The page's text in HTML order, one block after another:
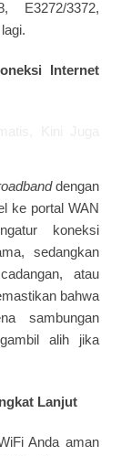
E3272/3372,
Internet
dengan
ke portal WAN
koneksi
sedangkan
atau
bahwa
sambungan
alih jika
Lanjut
Anda aman